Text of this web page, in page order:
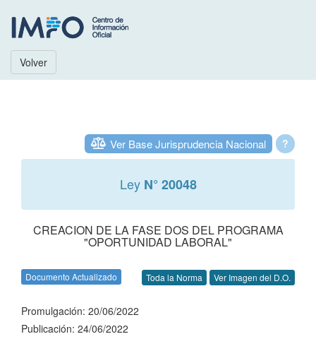
Volver
?
Ver Base Jurisprudencia Nacional
Ley N° 20048
CREACION DE LA FASE DOS DEL PROGRAMA
"OPORTUNIDAD LABORAL"
Documento Actualizado Toda la Norma Ver Imagen del D.O.
Promulgación: 20/06/2022
Publicación: 24/06/2022